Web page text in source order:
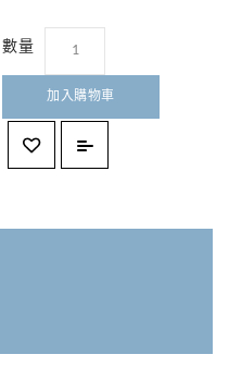
數量
加入購物車